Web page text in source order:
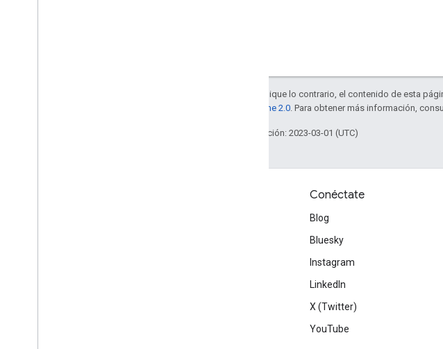
Salvo que se indique lo contrario, el contenido de esta
licencia Apache 2.0 . Para obtener más información,
Última actualización: 2023-03-01 (UTC)
Conéctate
Blog
Bluesky
Instagram
LinkedIn
X (Twitter)
YouTube